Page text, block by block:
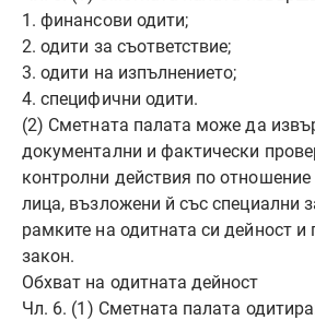
1. финансови одити;
2. одити за съответствие;
3. одити на изпълнението;
4. специфични одити.
(2) Сметната палата може да
документални и фактически
контролни действия по
лица, възложени й със специални
рамките на одитната си дейност и
закон.
Обхват на одитната дейност
Чл. 6. (1) Сметната палата